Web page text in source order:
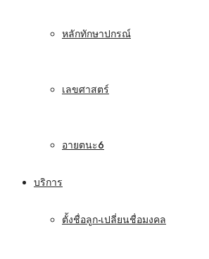
หลักทักษาปกรณ์
เลขศาสตร์
อายตนะ6
บริการ
ตั้งชื่อลูก-เปลี่ยนชื่อมงคล